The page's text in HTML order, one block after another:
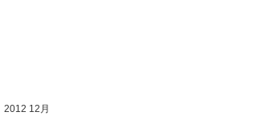
2012 12月